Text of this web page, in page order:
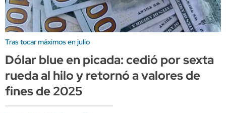
Tras tocar máximos en julio
Dólar blue en picada: cedió por sexta
rueda al hilo y retornó a valores de
fines de 2025